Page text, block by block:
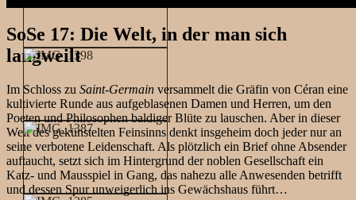
SoSe 17: Die Welt, in der man sich
langweilt
Im Schloss zu Saint-Germain versammelt die Gräfin von Céran eine
kultivierte Runde aus aufgeblasenen Damen und Herren, um den
Poeten und Philosophen baldiger Blüte zu lauschen. Aber in dieser
Welt des gekünstelten Feinsinns denkt insgeheim doch jeder nur an
seine verbotene Leidenschaft. Als plötzlich ein Brief ohne Absender
auftaucht, setzt sich im Hintergrund der noblen Gesellschaft ein
Katz- und Mausspiel in Gang, das nahezu alle Anwesenden betrifft
und dessen Spur unweigerlich ins Gewächshaus führt…